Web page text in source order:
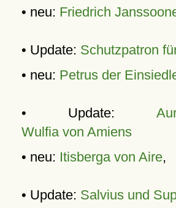
• neu: Friedrich
• Update: Schutzpatron
• neu: Petrus der
• Update:
Wulfia von Amiens
• neu: Itisberga von Aire,
• Update: Salvius und